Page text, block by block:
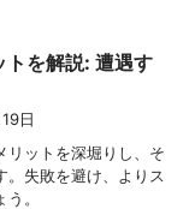
トを解説: 遭遇す
日
リットを深堀りし、そ
。失敗を避け、よりス
。